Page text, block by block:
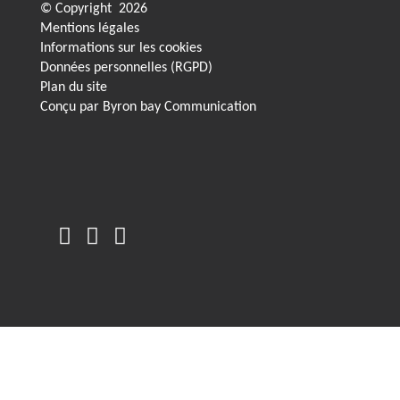
© Copyright 2026
Mentions légales
Informations sur les cookies
Données personnelles (RGPD)
Plan du site
Conçu par Byron bay Communication